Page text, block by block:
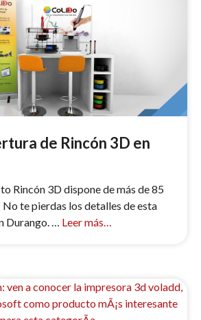
de Rincón 3D en
Rincón 3D dispone de más de 85
te pierdas los detalles de esta
Durango. … Leer más…